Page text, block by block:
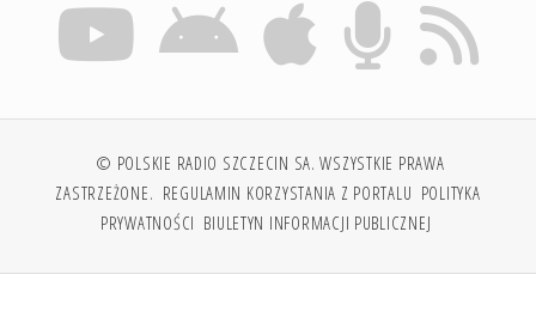
© POLSKIE RADIO SZCZECIN SA. WSZYSTKIE PRAWA
ZASTRZEŻONE. REGULAMIN KORZYSTANIA Z PORTALU POLITYKA
PRYWATNOŚCI BIULETYN INFORMACJI PUBLICZNEJ